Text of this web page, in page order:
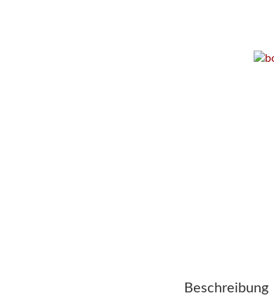
Beschreibung